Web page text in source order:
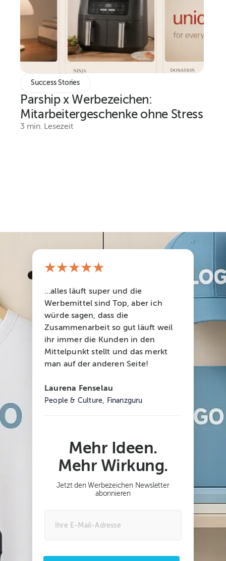
Success Stories
Parship x Werbezeichen:
Mitarbeitergeschenke ohne Stress
3 min. Lesezeit
★★★★★
…alles läuft super und die
Werbemittel sind Top, aber ich
würde sagen, dass die
Zusammenarbeit so gut läuft weil
ihr immer die Kunden in den
Mittelpunkt stellt und das merkt
man auf der anderen Seite!
Laurena Fenselau
People & Culture, Finanzguru
Mehr Ideen.
Mehr Wirkung.
Jetzt den Werbezeichen Newsletter
abonnieren